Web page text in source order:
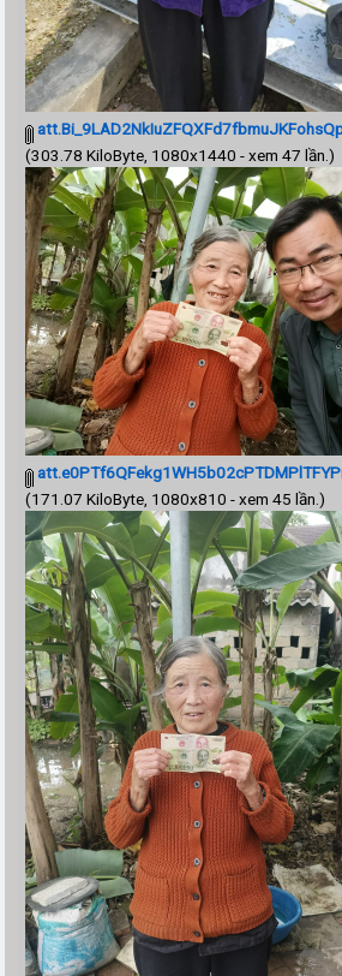
(303.78 KiloByte, 1080x1440 - xem 47 lần.)
(171.07 KiloByte, 1080x810 - xem 45 lần.)